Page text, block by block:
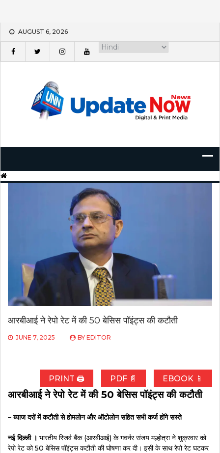
Skip
content
AUGUST 6, 2026
आरबीआई ने रेपो रेट में की 50 बेसिस पॉइंट्स की कटौती
JUNE 7, 2025 BY EDITOR
PRINT 🖨 PDF 📄 EBOOK 📱
आरबीआई ने रेपो रेट में की 50 बेसिस पॉइंट्स की कटौती
– ब्याज दरों में कटौती से होमलोन और ऑटोलोन स‎हित सभी कर्ज होंगे सस्ते
नई दिल्ली । भारतीय रिजर्व बैंक (आरबीआई) के गवर्नर संजय मल्होत्रा ने शुक्रवार को
रेपो रेट को 50 बेसिस पॉइंट्स कटौती की घोषणा कर दी। इसी के साथ रेपो रेट घटकर